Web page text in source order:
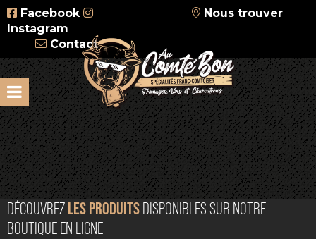
Facebook
Instagram
Nous trouver
Contact
DÉCOUVREZLES PRODUITSDISPONIBLES SUR NOTRE
BOUTIQUE EN LIGNE